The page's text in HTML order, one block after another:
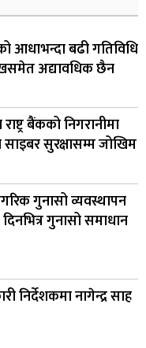
आधाभन्दा बढी गतिविधि
अद्यावधिक छैन
बैंकको निगरानीमा
सुरक्षासम्म जोखिम
गुनासो व्यवस्थापन
गुनासो समाधान
निर्देशकमा नागेन्द्र साह